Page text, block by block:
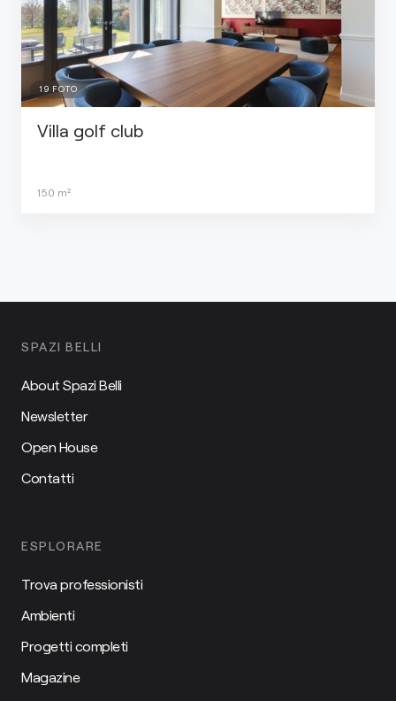
19 FOTO
Villa golf club
150 m²
SPAZI BELLI
About Spazi Belli
Newsletter
Open House
Contatti
ESPLORARE
Trova professionisti
Ambienti
Progetti completi
Magazine